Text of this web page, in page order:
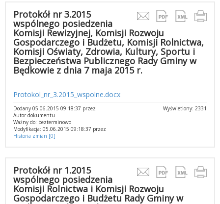
Protokół nr 3.2015
wspólnego posiedzenia
Komisji Rewizyjnej, Komisji Rozwoju
Gospodarczego i Budżetu, Komisji Rolnictwa,
Komisji Oświaty, Zdrowia, Kultury, Sportu i
Bezpieczeństwa Publicznego Rady Gminy w
Będkowie z dnia 7 maja 2015 r.
Protokol_nr_3.2015_wspolne.docx
Wyświetlony: 2331
Dodany 05.06.2015 09:18:37 przez
Autor dokumentu
Ważny do: bezterminowo
Modyfikacja: 05.06.2015 09:18:37 przez
Historia zmian [0]
Protokół nr 1.2015
wspólnego posiedzenia
Komisji Rolnictwa i Komisji Rozwoju
Gospodarczego i Budżetu Rady Gminy w